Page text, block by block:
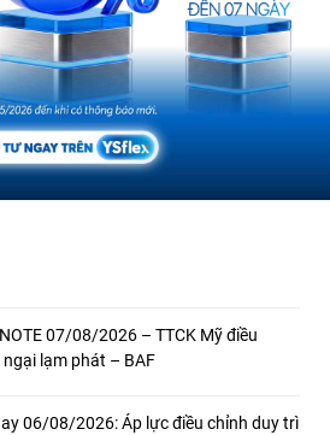
07/08/2026 – TTCK Mỹ điều
lạm phát – BAF
06/08/2026: Áp lực điều chỉnh duy trì